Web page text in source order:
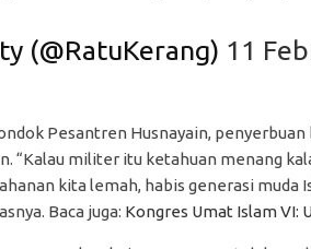
(@RatuKerang) 11
Pesantren Husnayain,
“Kalau militer itu ketahuan menang
kita lemah, habis generasi muda
Baca juga: Kongres Umat Islam VI: